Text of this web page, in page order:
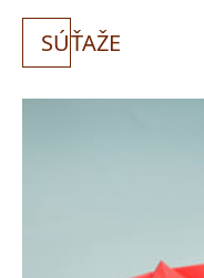
SÚŤAŽE